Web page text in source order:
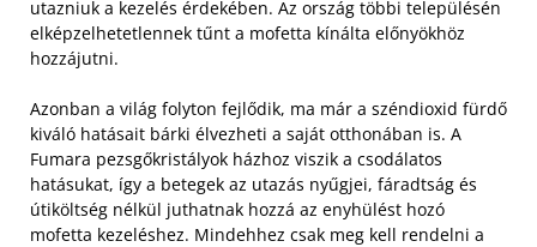
utazniuk a kezelés érdekében. Az ország többi településén
elképzelhetetlennek tűnt a mofetta kínálta előnyökhöz
hozzájutni.
Azonban a világ folyton fejlődik, ma már a széndioxid fürdő
kiváló hatásait bárki élvezheti a saját otthonában is. A
Fumara pezsgőkristályok házhoz viszik a csodálatos
hatásukat, így a betegek az utazás nyűgjei, fáradtság és
útiköltség nélkül juthatnak hozzá az enyhülést hozó
mofetta kezeléshez. Mindehhez csak meg kell rendelni a